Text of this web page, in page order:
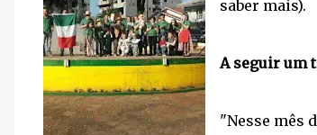
saber mais).
A seguir um
"Nesse mês